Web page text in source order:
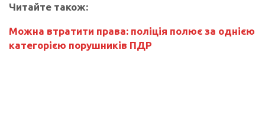
Читайте також:
Можна втратити права: поліція полює за однією
категорією порушників ПДР